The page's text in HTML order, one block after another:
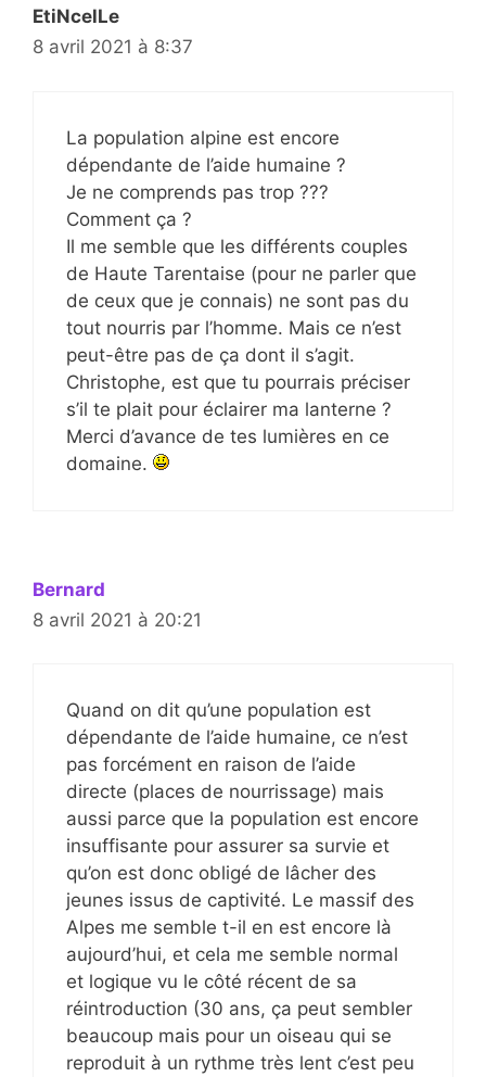
EtiNcelLe
8 avril 2021 à 8:37
La population alpine est encore
dépendante de l’aide humaine ?
Je ne comprends pas trop ???
Comment ça ?
Il me semble que les différents couples
de Haute Tarentaise (pour ne parler que
de ceux que je connais) ne sont pas du
tout nourris par l’homme. Mais ce n’est
peut-être pas de ça dont il s’agit.
Christophe, est que tu pourrais préciser
s’il te plait pour éclairer ma lanterne ?
Merci d’avance de tes lumières en ce
domaine.
Bernard
8 avril 2021 à 20:21
Quand on dit qu’une population est
dépendante de l’aide humaine, ce n’est
pas forcément en raison de l’aide
directe (places de nourrissage) mais
aussi parce que la population est encore
insuffisante pour assurer sa survie et
qu’on est donc obligé de lâcher des
jeunes issus de captivité. Le massif des
Alpes me semble t-il en est encore là
aujourd’hui, et cela me semble normal
et logique vu le côté récent de sa
réintroduction (30 ans, ça peut sembler
beaucoup mais pour un oiseau qui se
reproduit à un rythme très lent c’est peu